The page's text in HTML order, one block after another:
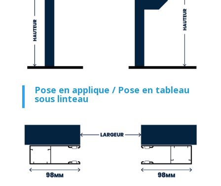
Pose en applique / Pose en tableau
sous linteau